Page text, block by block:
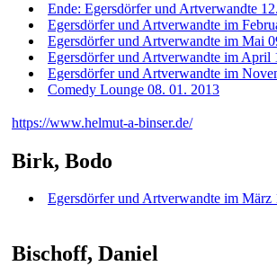
Ende: Egersdörfer und Artverwandte
Egersdörfer und Artverwandte im
Egersdörfer und Artverwandte im Mai
Egersdörfer und Artverwandte im April
Egersdörfer und Artverwandte im
Comedy Lounge 08. 01. 2013
https://www.helmut-a-binser.de/
Birk, Bodo
Egersdörfer und Artverwandte im März
Bischoff, Daniel